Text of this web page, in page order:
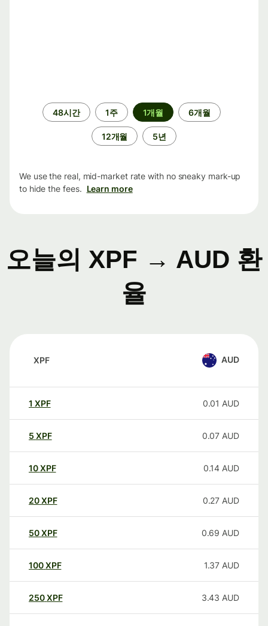
48시간 1주 1개월 6개월
12개월 5년
We use the real, mid-market rate with no sneaky mark-up
to hide the fees. Learn more
오늘의 XPF → AUD 환
율
XPF AUD
1 XPF 0.01 AUD
5 XPF 0.07 AUD
10XPF 0.14 AUD
20XPF 0.27 AUD
50XPF 0.69 AUD
100XPF 1.37 AUD
250XPF 3.43 AUD